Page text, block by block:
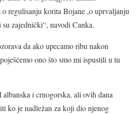
o regulisanju korita Bojane ,o uprvaljanju
zajednički“, navodi Canka.
da ako upecamo ribu nakon
ono što smo mi ispustili u tu
i crnogorska, ali ovih dana
ko je nadležan za koji dio njenog